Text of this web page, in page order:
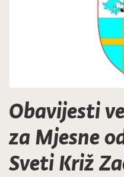
Obavijesti
za Mjesne
Sveti Križ